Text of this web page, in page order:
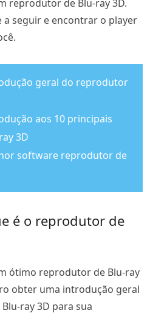
reprodutor de Blu-ray 3D.
a seguir e encontrar o player
geral do reprodutor
aos 10 principais
3D
software reprodutor de
é o reprodutor de
ótimo reprodutor de Blu-ray
obter uma introdução geral
ray 3D para sua